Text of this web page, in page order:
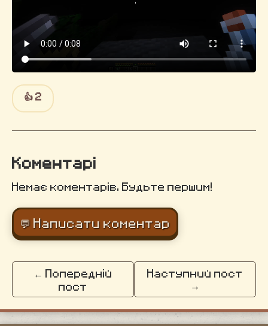
👍 2
Коментарі
Немає коментарів. Будьте першим!
💬 Написати коментар
← Попередній
пост
Наступний пост
→